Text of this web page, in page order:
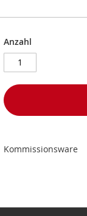
Anzahl
Kommissionsware